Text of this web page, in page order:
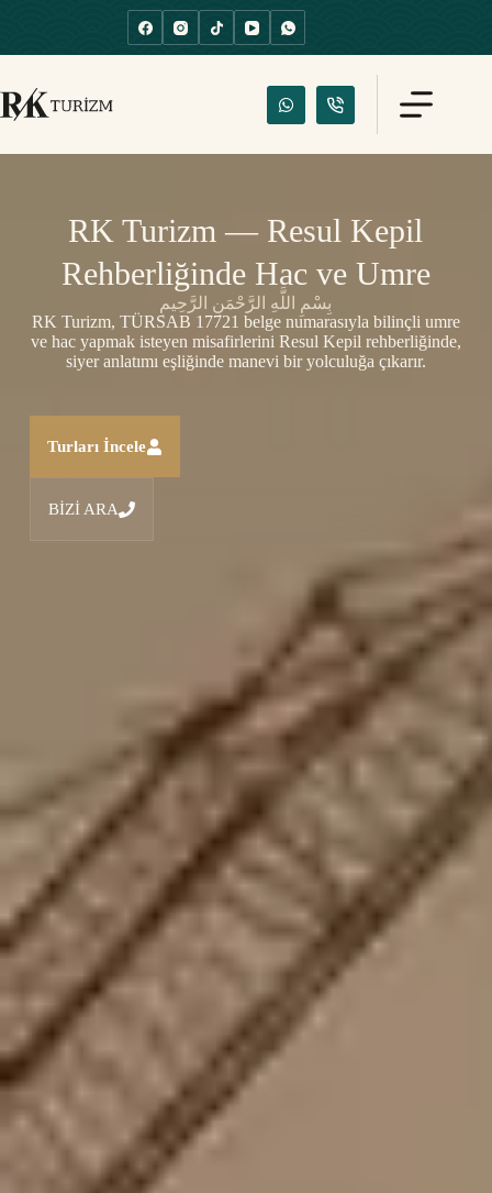
RK Turizm — Resul Kepil
Rehberliğinde Hac ve Umre
بِسْمِ اللَّهِ الرَّحْمَنِ الرَّحِيمِ
RK Turizm, TÜRSAB 17721 belge numarasıyla bilinçli umre
ve hac yapmak isteyen misafirlerini Resul Kepil rehberliğinde,
siyer anlatımı eşliğinde manevi bir yolculuğa çıkarır.
Turları İncele
BİZİ ARA